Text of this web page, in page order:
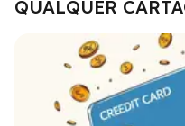
QUALQUER